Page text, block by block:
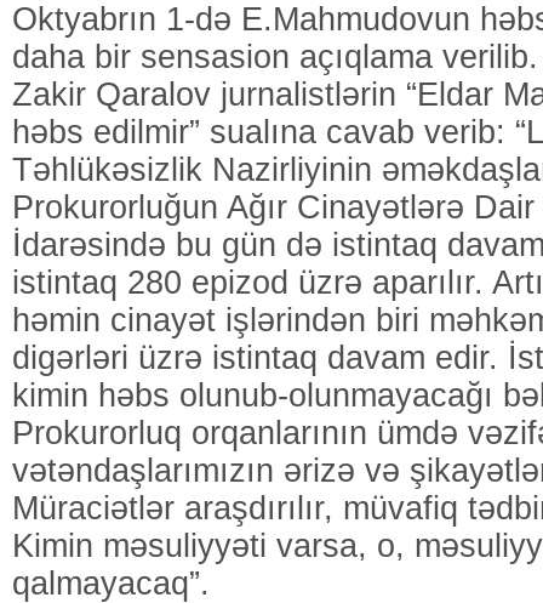
Oktyabrın 1-də E.Mahmudovun
daha bir sensasion açıqlama
Zakir Qaralov jurnalistlərin “Eldar
həbs edilmir” sualına cavab verib:
Təhlükəsizlik Nazirliyinin
Prokurorluğun Ağır Cinayətlərə
İdarəsində bu gün də istintaq
istintaq 280 epizod üzrə aparılır.
həmin cinayət işlərindən biri
digərləri üzrə istintaq davam edir.
kimin həbs olunub-olunmayacağı
Prokurorluq orqanlarının ümdə
vətəndaşlarımızın ərizə və
Müraciətlər araşdırılır, müvafiq
Kimin məsuliyyəti varsa, o,
qalmayacaq”.